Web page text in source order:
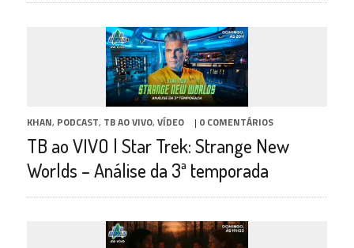
KHAN, PODCAST, TB AO VIVO, VÍDEO | 0 COMENTÁRIOS
TB ao VIVO | Star Trek: Strange New
Worlds – Análise da 3ª temporada